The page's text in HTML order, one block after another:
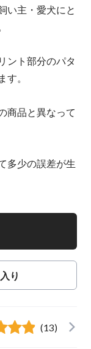
い主・愛犬にと
ント部分のパタ
。
商品と異なって
多少の誤差が生
り
(13)